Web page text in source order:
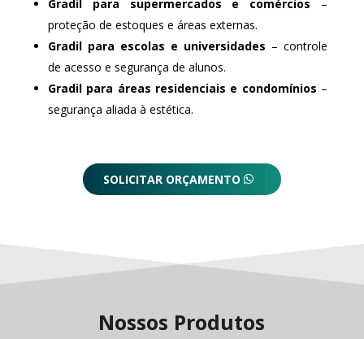
Gradil para supermercados e comércios –
proteção de estoques e áreas externas.
Gradil para escolas e universidades – controle
de acesso e segurança de alunos.
Gradil para áreas residenciais e condomínios –
segurança aliada à estética.
SOLICITAR ORÇAMENTO
Nossos Produtos